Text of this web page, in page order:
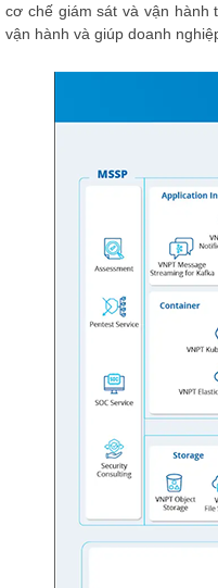
cơ chế giám sát và vận hành
vận hành và giúp doanh